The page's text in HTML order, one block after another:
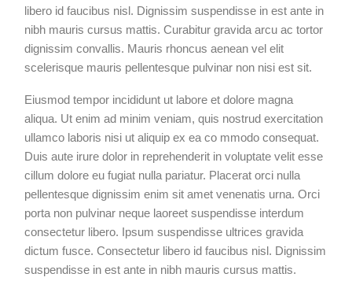
libero id faucibus nisl. Dignissim suspendisse in est ante in
nibh mauris cursus mattis. Curabitur gravida arcu ac tortor
dignissim convallis. Mauris rhoncus aenean vel elit
scelerisque mauris pellentesque pulvinar non nisi est sit.
Eiusmod tempor incididunt ut labore et dolore magna
aliqua. Ut enim ad minim veniam, quis nostrud exercitation
ullamco laboris nisi ut aliquip ex ea co mmodo consequat.
Duis aute irure dolor in reprehenderit in voluptate velit esse
cillum dolore eu fugiat nulla pariatur. Placerat orci nulla
pellentesque dignissim enim sit amet venenatis urna. Orci
porta non pulvinar neque laoreet suspendisse interdum
consectetur libero. Ipsum suspendisse ultrices gravida
dictum fusce. Consectetur libero id faucibus nisl. Dignissim
suspendisse in est ante in nibh mauris cursus mattis.